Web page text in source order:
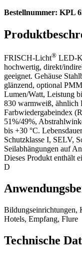
Bestellnummer: KPL
FRISCH-Licht® LED-
hochwertig, direkt/
geeignet. Gehäuse
glänzend, optional
Lumen/Watt, Leistung
830 warmweiß, ähnlich
Farbwiedergabeindex
51%/49%,
bis +30 °C.
Schutzklasse I, SELV,
Seilabhängungen auf
Dieses Produkt enthält
D
Bildungseinrichtungen,
Hotels, Empfang, Flure
Technische